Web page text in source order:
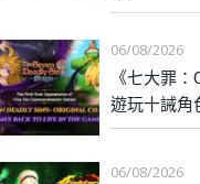
06/08/2026
《七大罪
遊玩十誡角
06/08/2026